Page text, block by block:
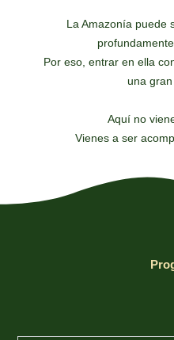
La Amazonía puede
Por eso, entrar en ella
una gran
Aquí no
Vienes a ser